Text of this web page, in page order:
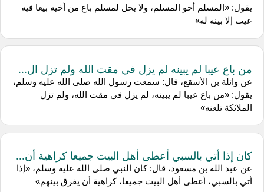
يقول: «المسلم أخو المسلم، ولا يحل لمسلم باع من أخيه بيعا فيه
عيب إلا بينه له»
من باع عيبا لم يبينه لم يزل في مقت الله ولم تزل ال...
عن واثلة بن الأسقع، قال: سمعت رسول الله صلى الله عليه وسلم،
يقول: «من باع عيبا لم يبينه، لم يزل في مقت الله، ولم تزل
الملائكة تلعنه»
كان إذا أتي بالسبي أعطى أهل البيت جميعا كراهية أن...
عن عبد الله بن مسعود، قال: كان النبي صلى الله عليه وسلم، «إذا
أتي بالسبي، أعطى أهل البيت جميعا، كراهية أن يفرق بينهم»